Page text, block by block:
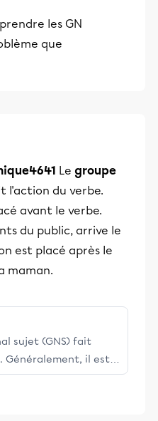
les GN
que
Le groupe
l'action du verbe.
avant le verbe.
du public, arrive le
est placé après le
maman.
sujet (GNS) fait
Généralement, il est
La maman prépare